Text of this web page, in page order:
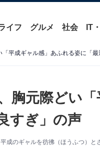
イフ グルメ 社会 IT
「平成ギャル感」あふれる姿に「
胸元際どい
すぎ」の声
成のギャルを彷彿（ほうふつ）と